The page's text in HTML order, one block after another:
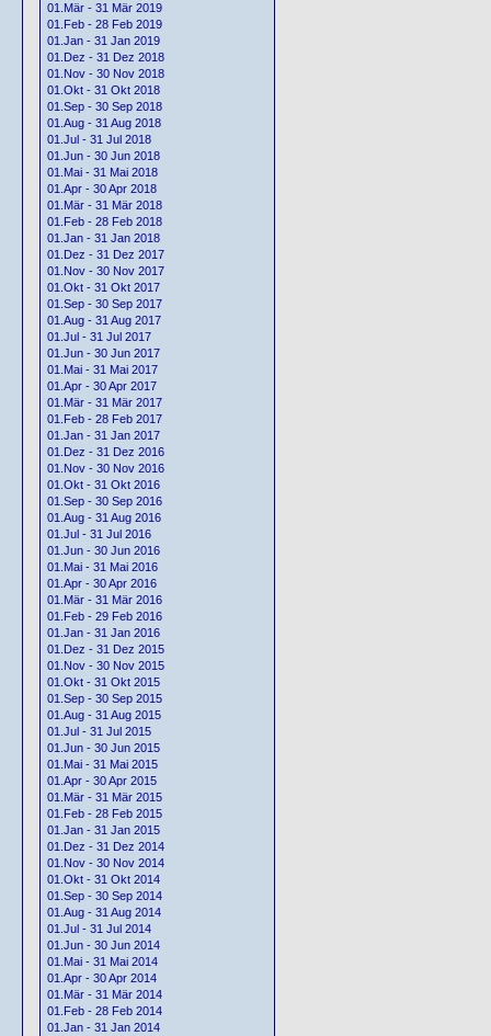
01.Mär - 31 Mär 2019
01.Feb - 28 Feb 2019
01.Jan - 31 Jan 2019
01.Dez - 31 Dez 2018
01.Nov - 30 Nov 2018
01.Okt - 31 Okt 2018
01.Sep - 30 Sep 2018
01.Aug - 31 Aug 2018
01.Jul - 31 Jul 2018
01.Jun - 30 Jun 2018
01.Mai - 31 Mai 2018
01.Apr - 30 Apr 2018
01.Mär - 31 Mär 2018
01.Feb - 28 Feb 2018
01.Jan - 31 Jan 2018
01.Dez - 31 Dez 2017
01.Nov - 30 Nov 2017
01.Okt - 31 Okt 2017
01.Sep - 30 Sep 2017
01.Aug - 31 Aug 2017
01.Jul - 31 Jul 2017
01.Jun - 30 Jun 2017
01.Mai - 31 Mai 2017
01.Apr - 30 Apr 2017
01.Mär - 31 Mär 2017
01.Feb - 28 Feb 2017
01.Jan - 31 Jan 2017
01.Dez - 31 Dez 2016
01.Nov - 30 Nov 2016
01.Okt - 31 Okt 2016
01.Sep - 30 Sep 2016
01.Aug - 31 Aug 2016
01.Jul - 31 Jul 2016
01.Jun - 30 Jun 2016
01.Mai - 31 Mai 2016
01.Apr - 30 Apr 2016
01.Mär - 31 Mär 2016
01.Feb - 29 Feb 2016
01.Jan - 31 Jan 2016
01.Dez - 31 Dez 2015
01.Nov - 30 Nov 2015
01.Okt - 31 Okt 2015
01.Sep - 30 Sep 2015
01.Aug - 31 Aug 2015
01.Jul - 31 Jul 2015
01.Jun - 30 Jun 2015
01.Mai - 31 Mai 2015
01.Apr - 30 Apr 2015
01.Mär - 31 Mär 2015
01.Feb - 28 Feb 2015
01.Jan - 31 Jan 2015
01.Dez - 31 Dez 2014
01.Nov - 30 Nov 2014
01.Okt - 31 Okt 2014
01.Sep - 30 Sep 2014
01.Aug - 31 Aug 2014
01.Jul - 31 Jul 2014
01.Jun - 30 Jun 2014
01.Mai - 31 Mai 2014
01.Apr - 30 Apr 2014
01.Mär - 31 Mär 2014
01.Feb - 28 Feb 2014
01.Jan - 31 Jan 2014